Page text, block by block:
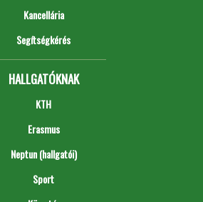
Kancellária
Segítségkérés
HALLGATÓKNAK
KTH
Erasmus
Neptun (hallgatói)
Sport